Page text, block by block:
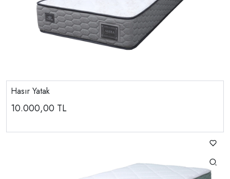
Hasır Yatak
10.000,00 TL